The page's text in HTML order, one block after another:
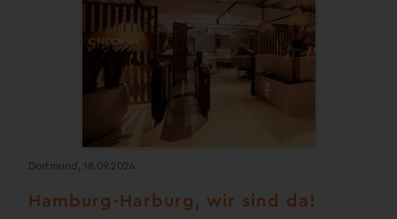
Dortmund, 18.09.2024
Hamburg-Harburg, wir sind da!